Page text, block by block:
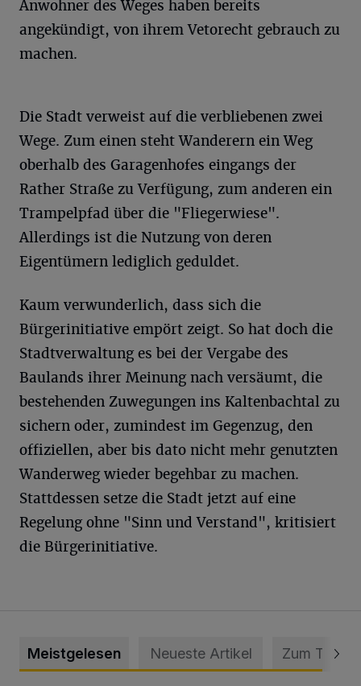
Anwohner des Weges haben bereits
angekündigt, von ihrem Vetorecht gebrauch zu
machen.
Die Stadt verweist auf die verbliebenen zwei
Wege. Zum einen steht Wanderern ein Weg
oberhalb des Garagenhofes eingangs der
Rather Straße zu Verfügung, zum anderen ein
Trampelpfad über die "Fliegerwiese".
Allerdings ist die Nutzung von deren
Eigentümern lediglich geduldet.
Kaum verwunderlich, dass sich die
Bürgerinitiative empört zeigt. So hat doch die
Stadtverwaltung es bei der Vergabe des
Baulands ihrer Meinung nach versäumt, die
bestehenden Zuwegungen ins Kaltenbachtal zu
sichern oder, zumindest im Gegenzug, den
offiziellen, aber bis dato nicht mehr genutzten
Wanderweg wieder begehbar zu machen.
Stattdessen setze die Stadt jetzt auf eine
Regelung ohne "Sinn und Verstand", kritisiert
die Bürgerinitiative.
Meistgelesen Neueste Artikel Zum Thema